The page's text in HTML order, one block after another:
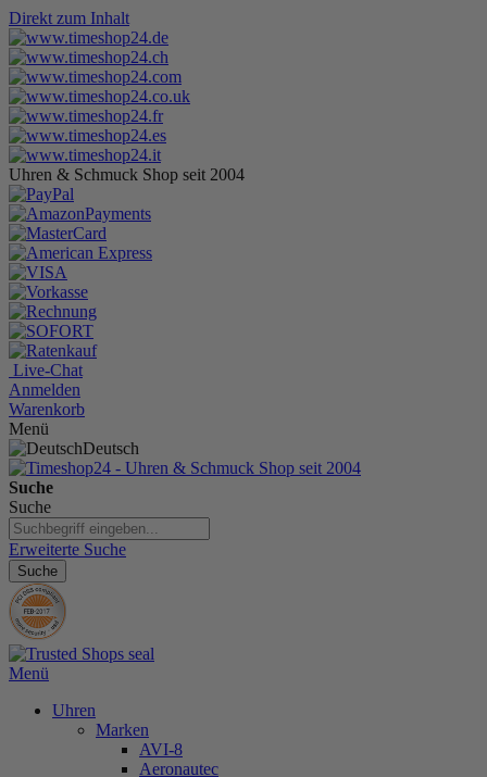
Direkt zum Inhalt
Uhren & Schmuck Shop seit 2004
Live-Chat
Anmelden
Warenkorb
Menü
Deutsch
Suche
Suche
Erweiterte Suche
Suche
Menü
Uhren
Marken
AVI-8
Aeronautec